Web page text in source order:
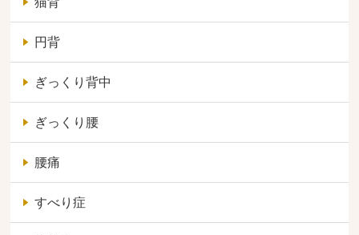
円背
ぎっくり背中
ぎっくり腰
腰痛
すべり症